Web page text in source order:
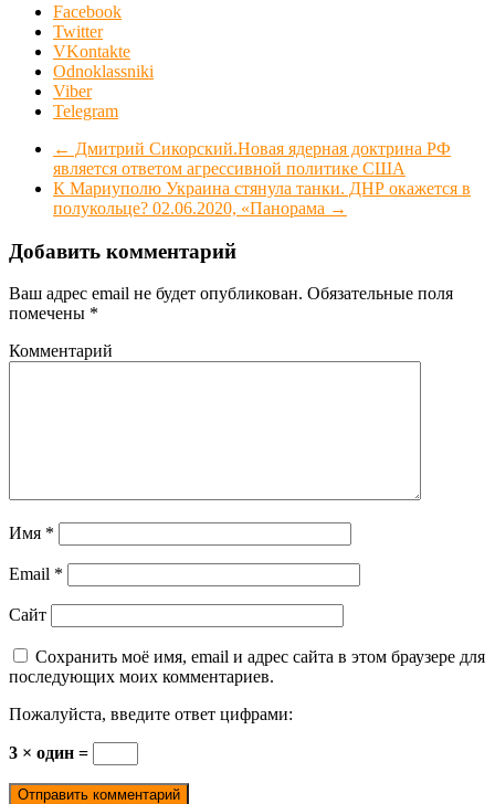
Facebook
Twitter
VKontakte
Odnoklassniki
Viber
Telegram
← Дмитрий Сикорский.Новая ядерная доктрина РФ
является ответом агрессивной политике США
К Мариуполю Украина стянула танки. ДНР окажется в
полукольце? 02.06.2020, «Панорама →
Добавить комментарий
Ваш адрес email не будет опубликован. Обязательные поля
помечены *
Комментарий
Имя *
Email *
Сайт
Сохранить моё имя, email и адрес сайта в этом браузере для
последующих моих комментариев.
Пожалуйста, введите ответ цифрами:
3 × один =